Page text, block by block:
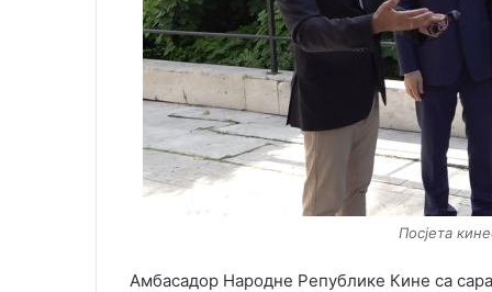
Посјета
Амбасадор Народне Републике Кине са